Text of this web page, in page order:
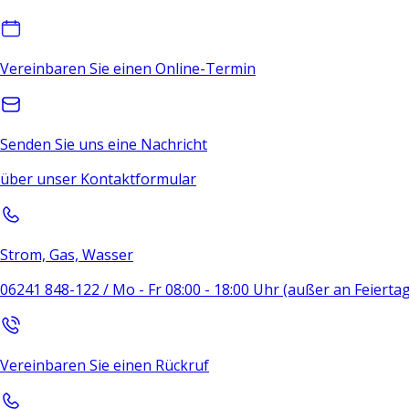
Vereinbaren Sie einen Online-Termin
Senden Sie uns eine Nachricht
über unser Kontaktformular
Strom, Gas, Wasser
06241 848-122 / Mo - Fr 08:00 - 18:00 Uhr (außer an
Vereinbaren Sie einen Rückruf